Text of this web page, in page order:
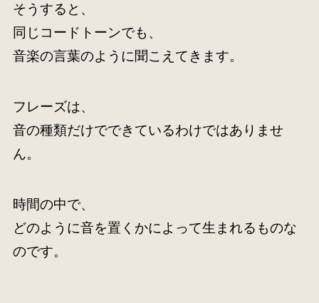
そうすると、
同じコードトーンでも、
音楽の言葉のように聞こえてきます。
フレーズは、
音の種類だけでできているわけではありませ
ん。
時間の中で、
どのように音を置くかによって生まれるものな
のです。